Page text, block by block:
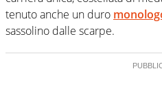
tenuto anche un duro
sassolino dalle scarpe.